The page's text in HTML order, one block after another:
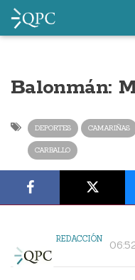
Balonmán:
DEPORTES CAMARIÑAS
CARBALLO
REDACCIÓN